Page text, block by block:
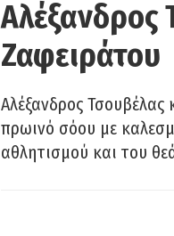
Αλέξανδρος
Ζαφειράτου
Αλέξανδρος Τσουβέλας
πρωινό σόου με
αθλητισμού και του